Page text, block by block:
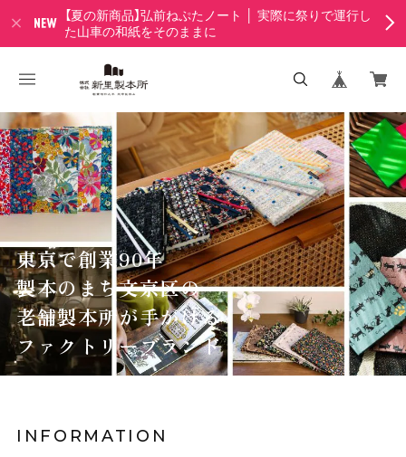
【夏の新商品】弘前ねぷたノート │ 実際に祭りで運行し
た山車の和紙をそのままに
東京で創業90年
製本のまち文京区の
老舗製本所が手がける
ファクトリーブランド
INFORMATION